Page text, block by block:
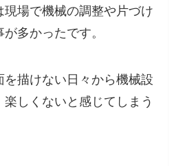
場で機械の調整や片づけ
多かったです。
描けない日々から機械設
しくないと感じてしまう